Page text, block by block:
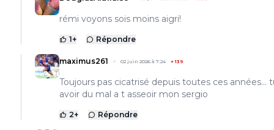
rémi voyons sois moins aigri!
1+ Répondre
maximus261 02 juin 2026 à 7:24 +139
Toujours pas cicatrisé depuis toutes ces années...
avoir du mal a t asseoir mon sergio
2+ Répondre